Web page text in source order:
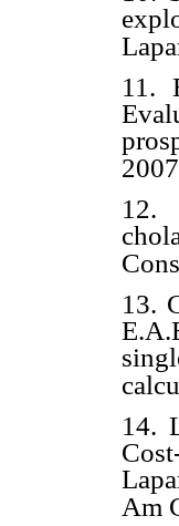
11.
12.
13.
14.
Am